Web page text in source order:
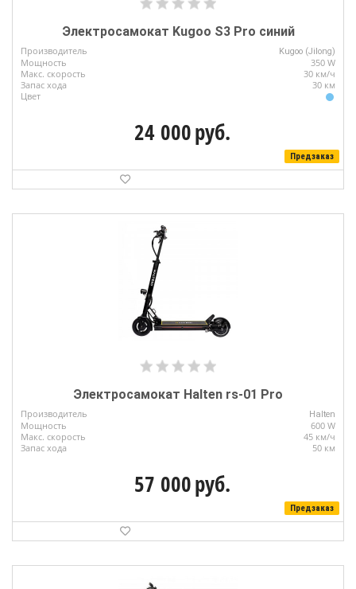
Электросамокат Kugoo S3 Pro синий
Производитель Kugoo (Jilong)
Мощность
350 W
Макс. скорость
30 км/ч
Запас хода
30 км
Цвет
24 000руб.
Предзаказ
Электросамокат Halten rs-01 Pro
Производитель Halten
Мощность
600 W
Макс. скорость
45 км/ч
Запас хода
50 км
57 000руб.
Предзаказ